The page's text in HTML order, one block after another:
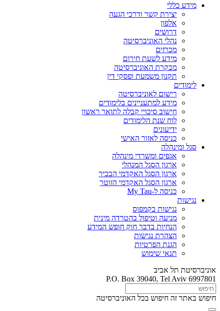
מידע כללי
יצירת קשר ודרכי הגעה
אלפון
דרושים
נהלי האוניברסיטה
מכרזים
מידע לשעת חירום
מבקרת האוניברסיטה
תקנון משמעת ופסקי דין
לימודים
רישום לאוניברסיטה
מידע למתעניינים בלימודים
חישוב סיכויי קבלה לתואר ראשון
לוח שנת הלימודים
ידיעונים
כניסה לאזור האישי
סגל ומינהלה
אגפים ומשרדי מינהלה
ארגון הסגל המנהלי
ארגון הסגל האקדמי הבכיר
ארגון הסגל האקדמי הזוטר
כניסה ל-My Tau
נגישות
נגישות בקמפוס
מניעה וטיפול בהטרדה מינית
הנחיות בדבר חוק חופש המידע
הצהרת נגישות
הגנת הפרטיות
תנאי שימוש
אוניברסיטת תל אביב
P.O. Box 39040, Tel Aviv 6997801
חיפוש באתר זה חיפוש בכל האוניברסיטה